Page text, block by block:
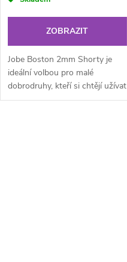
ZOBRAZIT
Jobe Boston 2mm Shorty je
ideální volbou pro malé
dobrodruhy, kteří si chtějí užívat
vodní sporty v maximálním